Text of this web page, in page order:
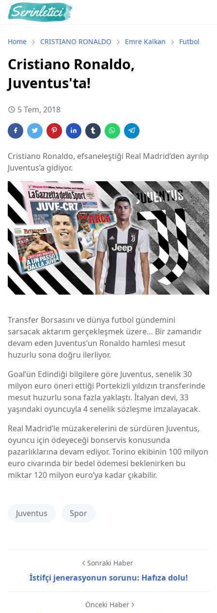
Home CRISTIANO RONALDO Emre Kalkan Futbol
Cristiano Ronaldo,
Juventus'ta!
5 Tem, 2018
Cristiano Ronaldo, efsaneleştiği Real Madrid’den ayrılıp
Juventus’a gidiyor.
Transfer Borsasını ve dünya futbol gündemini
sarsacak aktarım gerçekleşmek üzere… Bir zamandır
devam eden Juventus’un Ronaldo hamlesi mesut
huzurlu sona doğru ilerliyor.
Goal’ün Edindiği bilgilere göre Juventus, senelik 30
milyon euro öneri ettiği Portekizli yıldızın transferinde
mesut huzurlu sona fazla yaklaştı. İtalyan devi, 33
yaşındaki oyuncuyla 4 senelik sözleşme imzalayacak.
Real Madrid’le müzakerelerini de sürdüren Juventus,
oyuncu için ödeyeceği bonservis konusunda
pazarlıklarına devam ediyor. Torino ekibinin 100 milyon
euro civarında bir bedel ödemesi beklenirken bu
miktar 120 milyon euro’ya kadar çıkabilir.
Juventus Spor
Sonraki Haber
İstifçi jenerasyonun sorunu: Hafıza dolu!
Önceki Haber